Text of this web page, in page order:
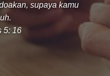
supaya kamu
5: 16